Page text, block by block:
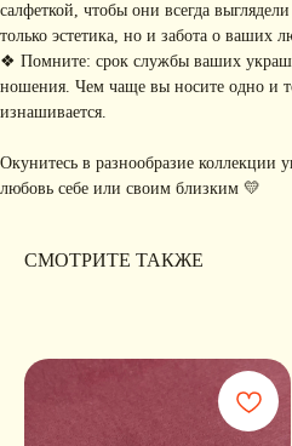
салфеткой, чтобы они всегда
только эстетика, но и забота о ваших
❖ Помните: срок службы ваших
ношения. Чем чаще вы носите одно и
изнашивается.
Окунитесь в разнообразие
любовь себе или своим близким 💛
СМОТРИТЕ ТАКЖЕ
Договор публичной
конфиденциальности
ОГРН 324547600025580
ИНН 540405944704
ИНФОРМАЦИЯ